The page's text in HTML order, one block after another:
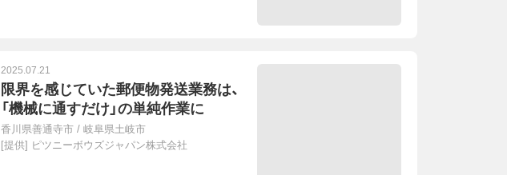
2025.07.21
限界を感じていた郵便物発送業務は、
「機械に通すだけ」の単純作業に
香川県善通寺市 / 岐阜県土岐市
[提供] ピツニーボウズジャパン株式会社